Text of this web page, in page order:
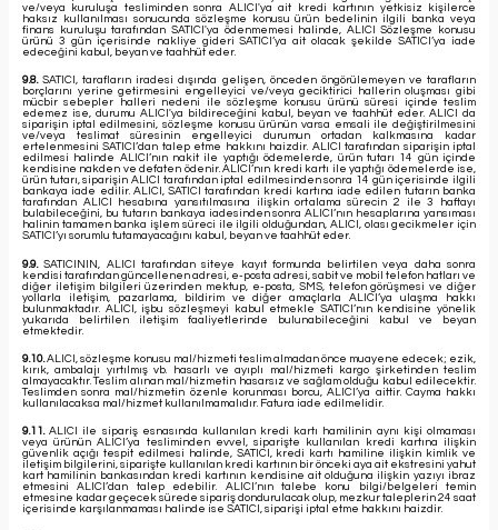
ve/veya kuruluşa tesliminden sonra ALICI'ya ait kredi kartının yetkisiz kişilerce
haksız kullanılması sonucunda sözleşme konusu ürün bedelinin ilgili banka veya
finans kuruluşu tarafından SATICI'ya ödenmemesi halinde, ALICI Sözleşme konusu
ürünü 3 gün içerisinde nakliye gideri SATICI’ya ait olacak şekilde SATICI’ya iade
edeceğini kabul, beyan ve taahhüt eder.
9.8.SATICI, tarafların iradesi dışında gelişen, önceden öngörülemeyen ve tarafların
borçlarını yerine getirmesini engelleyici ve/veya geciktirici hallerin oluşması gibi
mücbir sebepler halleri nedeni ile sözleşme konusu ürünü süresi içinde teslim
edemez ise, durumu ALICI'ya bildireceğini kabul, beyan ve taahhüt eder. ALICI da
siparişin iptal edilmesini, sözleşme konusu ürünün varsa emsali ile değiştirilmesini
ve/veya teslimat süresinin engelleyici durumun ortadan kalkmasına kadar
ertelenmesini SATICI’dan talep etme hakkını haizdir. ALICI tarafından siparişin iptal
edilmesi halinde ALICI’nın nakit ile yaptığı ödemelerde, ürün tutarı 14 gün içinde
kendisine nakden ve defaten ödenir. ALICI’nın kredi kartı ile yaptığı ödemelerde ise,
ürün tutarı, siparişin ALICI tarafından iptal edilmesinden sonra 14 gün içerisinde ilgili
bankaya iade edilir. ALICI, SATICI tarafından kredi kartına iade edilen tutarın banka
tarafından ALICI hesabına yansıtılmasına ilişkin ortalama sürecin 2 ile 3 haftayı
bulabileceğini, bu tutarın bankaya iadesinden sonra ALICI’nın hesaplarına yansıması
halinin tamamen banka işlem süreci ile ilgili olduğundan, ALICI, olası gecikmeler için
SATICI’yı sorumlu tutamayacağını kabul, beyan ve taahhüt eder.
9.9. SATICININ, ALICI tarafından siteye kayıt formunda belirtilen veya daha sonra
kendisi tarafından güncellenen adresi, e-posta adresi, sabit ve mobil telefon hatları ve
diğer iletişim bilgileri üzerinden mektup, e-posta, SMS, telefon görüşmesi ve diğer
yollarla iletişim, pazarlama, bildirim ve diğer amaçlarla ALICI’ya ulaşma hakkı
bulunmaktadır. ALICI, işbu sözleşmeyi kabul etmekle SATICI’nın kendisine yönelik
yukarıda belirtilen iletişim faaliyetlerinde bulunabileceğini kabul ve beyan
etmektedir.
9.10.ALICI, sözleşme konusu mal/hizmeti teslim almadan önce muayene edecek; ezik,
kırık, ambalajı yırtılmış vb. hasarlı ve ayıplı mal/hizmeti kargo şirketinden teslim
almayacaktır. Teslim alınan mal/hizmetin hasarsız ve sağlam olduğu kabul edilecektir.
Teslimden sonra mal/hizmetin özenle korunması borcu, ALICI’ya aittir. Cayma hakkı
kullanılacaksa mal/hizmet kullanılmamalıdır. Fatura iade edilmelidir.
9.11.ALICI ile sipariş esnasında kullanılan kredi kartı hamilinin aynı kişi olmaması
veya ürünün ALICI’ya tesliminden evvel, siparişte kullanılan kredi kartına ilişkin
güvenlik açığı tespit edilmesi halinde, SATICI, kredi kartı hamiline ilişkin kimlik ve
iletişim bilgilerini, siparişte kullanılan kredi kartının bir önceki aya ait ekstresini yahut
kart hamilinin bankasından kredi kartının kendisine ait olduğuna ilişkin yazıyı ibraz
etmesini ALICI’dan talep edebilir. ALICI’nın talebe konu bilgi/belgeleri temin
etmesine kadar geçecek sürede sipariş dondurulacak olup, mezkur taleplerin 24 saat
içerisinde karşılanmaması halinde ise SATICI, siparişi iptal etme hakkını haizdir.